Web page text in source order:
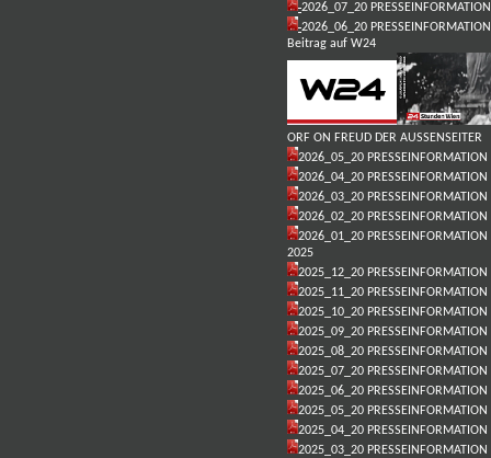
2026_07_20 PRESSEINFORMATION
2026_06_20 PRESSEINFORMATION
Beitrag auf W24
ORF ON FREUD DER AUSSENSEITER
2026_05_20 PRESSEINFORMATION
2026_04_20 PRESSEINFORMATION
2026_03_20 PRESSEINFORMATION
2026_02_20 PRESSEINFORMATION
2026_01_20 PRESSEINFORMATION
2025
2025_12_20 PRESSEINFORMATION
2025_11_20 PRESSEINFORMATION
2025_10_20 PRESSEINFORMATION
2025_09_20 PRESSEINFORMATION
2025_08_20 PRESSEINFORMATION
2025_07_20 PRESSEINFORMATION
2025_06_20 PRESSEINFORMATION
2025_05_20 PRESSEINFORMATION
2025_04_20 PRESSEINFORMATION
2025_03_20 PRESSEINFORMATION